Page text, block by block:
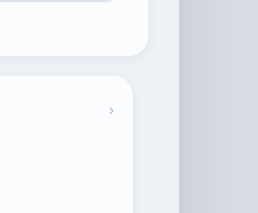
›